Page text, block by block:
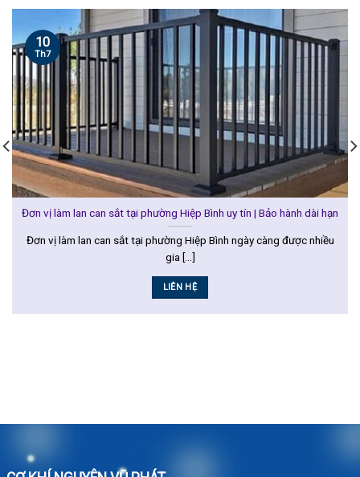
Đơn vị làm lan can sắt tại phường Hiệp Bình uy tín | Bảo hành dài hạn
Đơn vị làm lan can sắt tại phường Hiệp Bình ngày càng được nhiều
gia [...]
LIÊN HỆ
10
Th7